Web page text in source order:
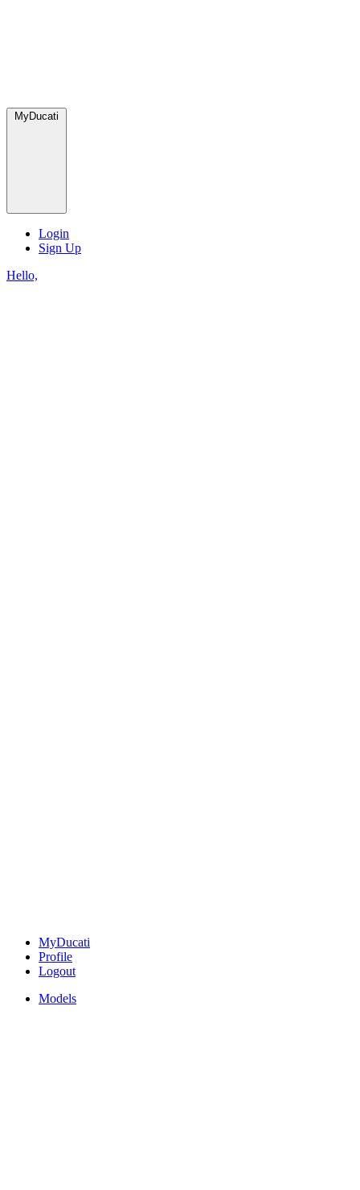
MyDucati
Login
Sign Up
Hello,
MyDucati
Profile
Logout
Models